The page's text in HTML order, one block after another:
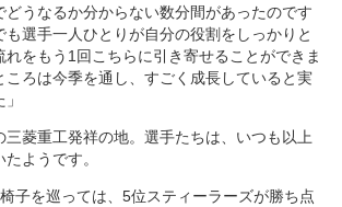
どうなるか分からない数分間があったのです
選手一人ひとりが自分の役割をしっかりと
をもう1回こちらに引き寄せることができま
ころは今季を通し、すごく成長していると実
菱重工発祥の地。選手たちは、いつも以上
ようです。
子を巡っては、5位スティーラーズが勝ち点